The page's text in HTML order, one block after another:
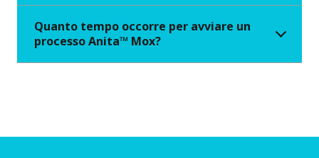
Quanto tempo occorre per avviare un
processo Anita™ Mox?